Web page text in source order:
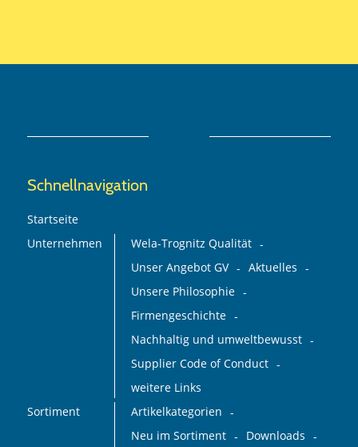
Schnellnavigation
Startseite
Unternehmen
Wela-Trognitz Qualität
Unser Angebot GV
Aktuelles
Unsere Philosophie
Firmengeschichte
Nachhaltig und umweltbewusst
Supplier Code of Conduct
weitere Links
Sortiment
Artikelkategorien
Neu im Sortiment
Downloads